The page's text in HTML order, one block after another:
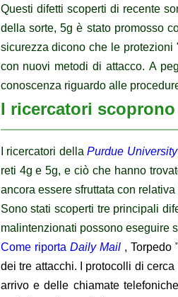
Questi difetti scoperti di recente
della sorte, 5g è stato promosso
sicurezza dicono che le
con nuovi metodi di attacco. A
conoscenza riguardo alle
I ricercatori
I ricercatori dellaPurdue University
reti 4g e 5g, e ciò che hanno
ancora essere sfruttata con relativa
Sono stati scoperti tre principali
malintenzionati possono eseguire
Come riporta Daily Mail, Torpedo
dei tre attacchi.
I protocolli di
arrivo e delle chiamate